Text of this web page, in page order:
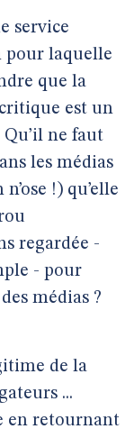
service
pour laquelle
que la
est un
ne faut
les médias
!) qu’elle
regardée -
- pour
médias ?
de la
...
en retournant